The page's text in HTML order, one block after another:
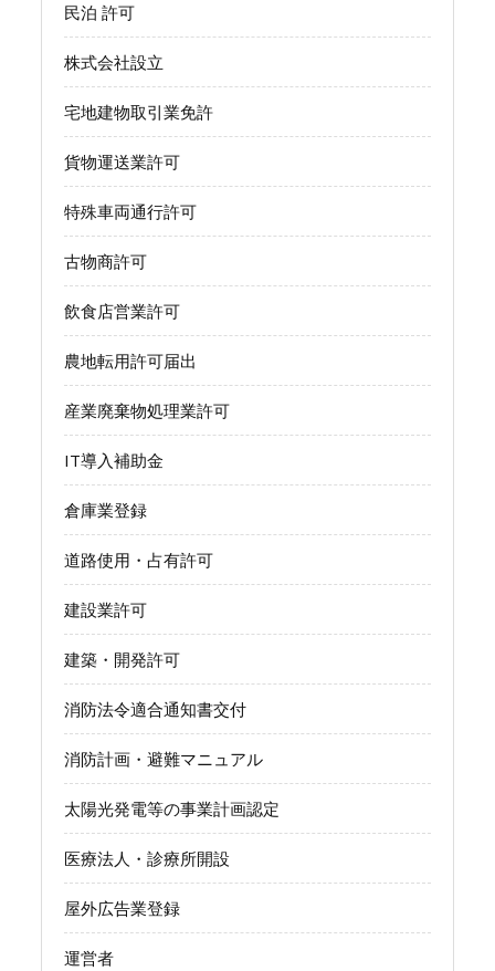
民泊 許可
株式会社設立
宅地建物取引業免許
貨物運送業許可
特殊車両通行許可
古物商許可
飲食店営業許可
農地転用許可届出
産業廃棄物処理業許可
IT導入補助金
倉庫業登録
道路使用・占有許可
建設業許可
建築・開発許可
消防法令適合通知書交付
消防計画・避難マニュアル
太陽光発電等の事業計画認定
医療法人・診療所開設
屋外広告業登録
運営者